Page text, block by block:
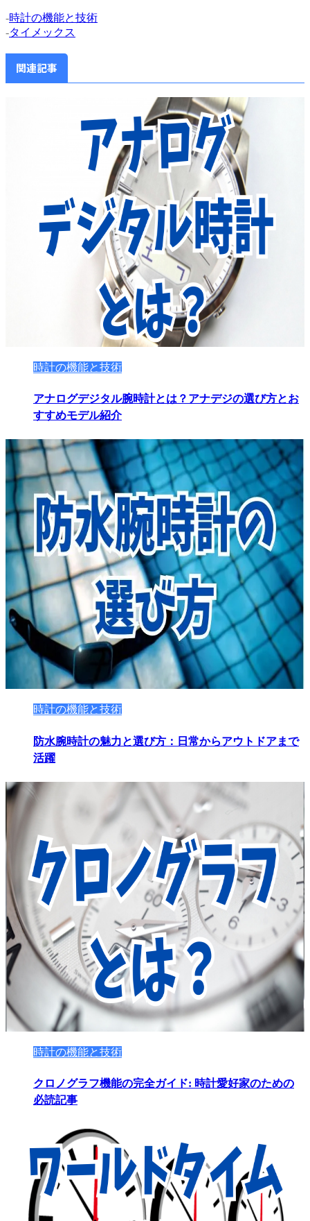
-時計の機能と技術
-タイメックス
関連記事
時計の機能と技術
アナログデジタル腕時計とは？アナデジの選び方とお
すすめモデル紹介
時計の機能と技術
防水腕時計の魅力と選び方：日常からアウトドアまで
活躍
時計の機能と技術
クロノグラフ機能の完全ガイド: 時計愛好家のための
必読記事